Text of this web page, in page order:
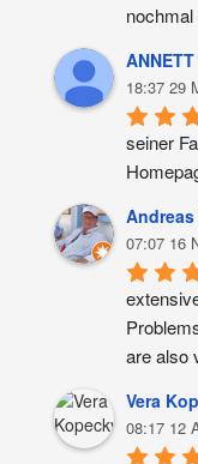
18:37 29
seiner
07:07 16
are also
Vera
08:17 12